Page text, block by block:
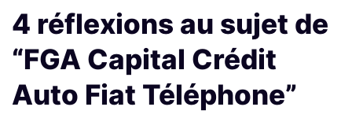
4 réflexions au sujet de
“FGA Capital Crédit
Auto Fiat Téléphone”